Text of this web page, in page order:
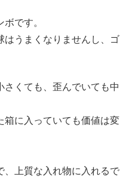
です。
はうまくなりませんし、ゴ
さくても、歪んでいても中
箱に入っていても価値は変
、上質な入れ物に入れるで